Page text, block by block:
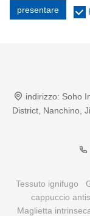
presentare
indirizzo: Soho
District, Nanchino,
Tessuto ignifugo
cappuccio
Maglietta